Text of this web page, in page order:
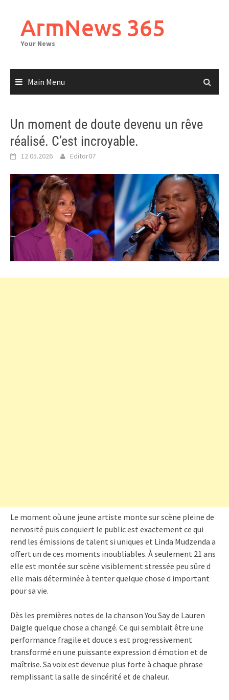
contentArmNews 365
Your News
Main Menu
Un moment de doute devenu un rêve
réalisé. C’est incroyable.
12.05.2026 Editor07
Le moment où une jeune artiste monte sur scène pleine de
nervosité puis conquiert le public est exactement ce qui
rend les émissions de talent si uniques et Linda Mudzenda a
offert un de ces moments inoubliables. À seulement 21 ans
elle est montée sur scène visiblement stressée peu sûre d
elle mais déterminée à tenter quelque chose d important
pour sa vie.
Dès les premières notes de la chanson You Say de Lauren
Daigle quelque chose a changé. Ce qui semblait être une
performance fragile et douce s est progressivement
transformé en une puissante expression d émotion et de
maîtrise. Sa voix est devenue plus forte à chaque phrase
remplissant la salle de sincérité et de chaleur.